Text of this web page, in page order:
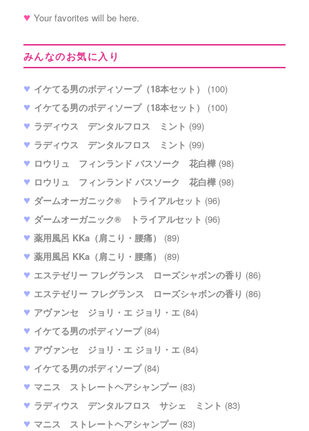
Your favorites will be here.
みんなのお気に入り
イケてる男のボディソープ（18本セット）
(100)
イケてる男のボディソープ（18本セット）
(100)
ラディウス デンタルフロス ミント (99)
ラディウス デンタルフロス ミント (99)
ロウリュ フィンランド バスソーク 花白樺 (98)
ロウリュ フィンランド バスソーク 花白樺 (98)
ダームオーガニック® トライアルセット (96)
ダームオーガニック® トライアルセット (96)
薬用風呂 KKa（肩こり・腰痛）
(89)
薬用風呂 KKa（肩こり・腰痛）
(89)
エステゼリー フレグランス ローズシャボンの香り (86)
エステゼリー フレグランス ローズシャボンの香り (86)
アヴァンセ ジョリ・エ ジョリ・エ (84)
イケてる男のボディソープ(84)
アヴァンセ ジョリ・エ ジョリ・エ (84)
イケてる男のボディソープ(84)
マニス ストレートヘアシャンプー (83)
ラディウス デンタルフロス サシェ ミント (83)
マニス ストレートヘアシャンプー (83)